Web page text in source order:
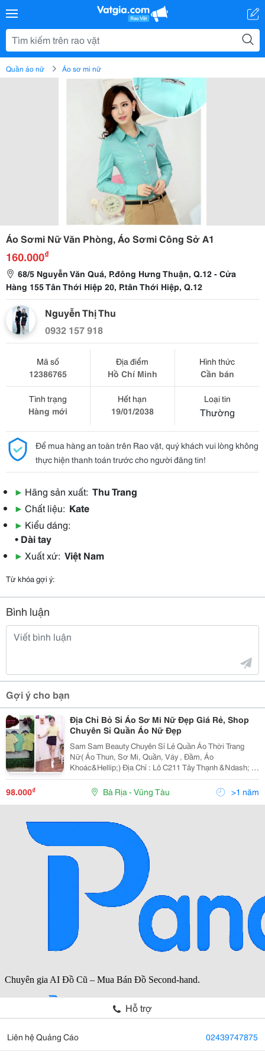
Quần áo nữ Áo sơ mi nữ
Áo Sơmi Nữ Văn Phòng, Áo Sơmi Công Sở A1
160.000₫
68/5 Nguyễn Văn Quá, P.đông Hưng Thuận, Q.12 - Cửa
Hàng 155 Tân Thới Hiệp 20, P.tân Thới Hiệp, Q.12
Nguyễn Thị Thu
0932 157 918
Mã số
12386765
Địa điểm
Hồ Chí Minh
Hình thức
Cần bán
Tình trạng
Hàng mới
Hết hạn
19/01/2038
Loại tin
Thường
Để mua hàng an toàn trên Rao vặt, quý khách vui lòng không
thực hiện thanh toán trước cho người đăng tin!
▶ Hãng sản xuất: Thu Trang
▶ Chất liệu: Kate
▶ Kiểu dáng:
• Dài tay
▶ Xuất xứ: Việt Nam
Từ khóa gợi ý:
Bình luận
Gợi ý cho bạn
Địa Chỉ Bỏ Sỉ Áo Sơ Mi Nữ Đẹp Giá Rẻ, Shop
Chuyên Sỉ Quần Áo Nữ Đẹp
Sam Sam Beauty Chuyên Sỉ Lẻ Quần Áo Thời Trang
Nữ( Áo Thun, Sơ Mi, Quần, Váy , Đầm, Áo
Khoác&Hellip;) Địa Chỉ : Lô C211 Tây Thạnh &Ndash; P
Tây Thạnh &Ndash; Q Tân Phú &Ndash; Tphcm
Hotline: 0909 482 678 Điều Kiện Lấy Sỉ Quần Áo Sam
Beauty:
98.000₫ Bà Rịa - Vũng Tàu >1 năm
Hỗ trợ
Liên hệ Quảng Cáo 02439747875